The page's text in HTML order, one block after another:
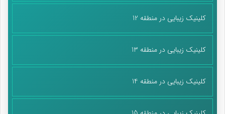
کلینیک زیبایی در منطقه 12
کلینیک زیبایی در منطقه 13
کلینیک زیبایی در منطقه 14